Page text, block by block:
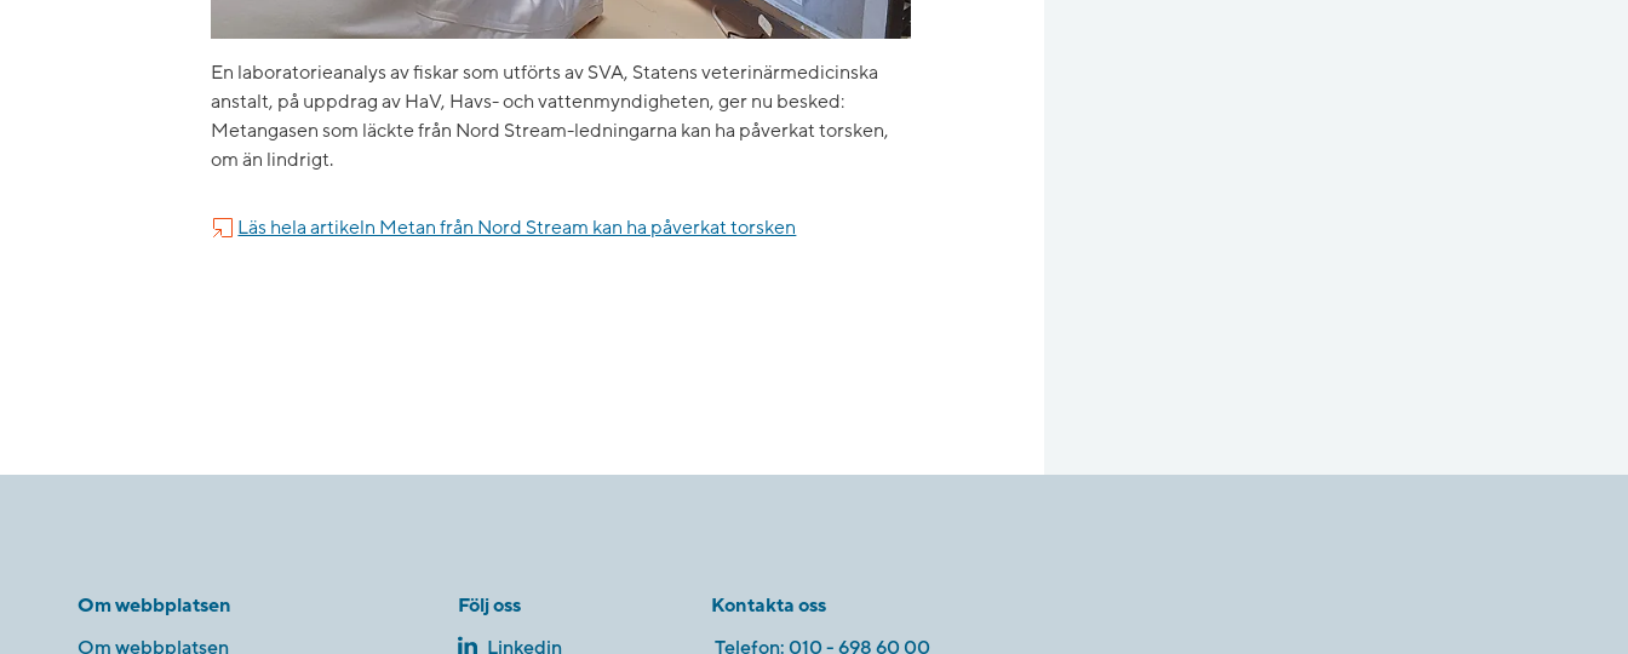
En laboratorieanalys av fiskar som utförts av SVA, Statens veterinärmedicinska
anstalt, på uppdrag av HaV, Havs- och vattenmyndigheten, ger nu besked:
Metangasen som läckte från Nord Stream-ledningarna kan ha påverkat torsken,
om än lindrigt.
Läs hela artikeln Metan från Nord Stream kan ha påverkat torsken
Om webbplatsen
Om webbplatsen
Följ oss
Linkedin
Kontakta oss
Telefon: 010 - 698 60 00